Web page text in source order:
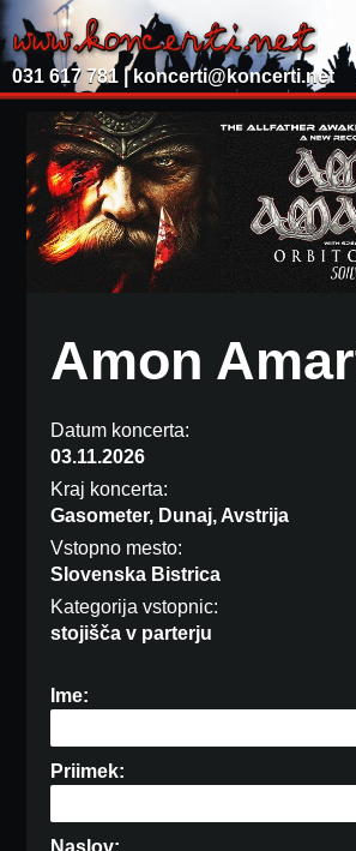
031 617 781 | koncerti@koncerti.net
Amon
Datum koncerta:
03.11.2026
Kraj koncerta:
Gasometer, Dunaj, Avstrija
Vstopno mesto:
Slovenska Bistrica
Kategorija vstopnic:
stojišča v parterju
Ime:
Priimek: